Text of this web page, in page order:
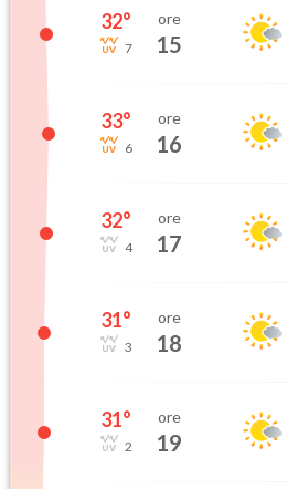
32°
7
ore
15
33°
6
ore
16
32°
4
ore
17
31°
3
ore
18
31°
2
ore
19